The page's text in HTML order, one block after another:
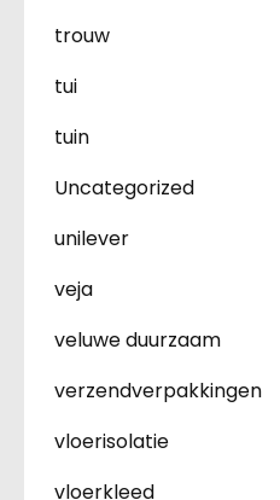
trouw
tui
tuin
Uncategorized
unilever
veja
veluwe duurzaam
verzendverpakkingen
vloerisolatie
vloerkleed